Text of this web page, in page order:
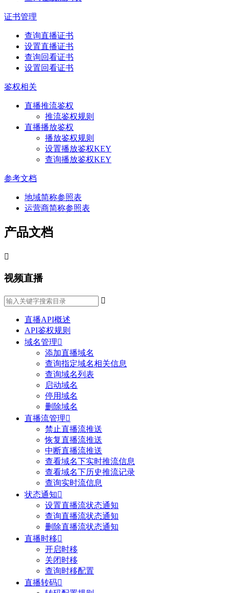
证书管理
查询直播证书
设置直播证书
查询回看证书
设置回看证书
鉴权相关
直播推流鉴权
推流鉴权规则
直播播放鉴权
播放鉴权规则
设置播放鉴权KEY
查询播放鉴权KEY
参考文档
地域简称参照表
运营商简称参照表
产品文档

视频直播

直播API概述
API鉴权规则
域名管理
添加直播域名
查询指定域名相关信息
查询域名列表
启动域名
停用域名
删除域名
直播流管理
禁止直播流推送
恢复直播流推送
中断直播流推送
查看域名下实时推流信息
查看域名下历史推流记录
查询实时流信息
状态通知
设置直播流状态通知
查询直播流状态通知
删除直播流状态通知
直播时移
开启时移
关闭时移
查询时移配置
直播转码